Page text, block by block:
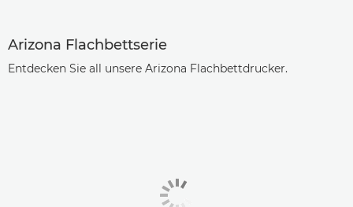
Arizona Flachbettserie
Entdecken Sie all unsere Arizona Flachbettdrucker.